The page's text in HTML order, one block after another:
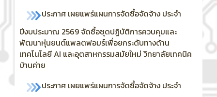
ประกาศ เผยแพร่แผนการจัดซื้อจัดจ้าง ประจำ
ปีงบประมาณ 2569จัดซื้อชุดปฏิบัติการควบคุมและ
พัฒนาหุ่นยนต์แพลตฟอมร์เพื่อยกระดับทางด้าน
เทคโนโลยี AI และอุตสาหกรรมสมัยใหม่ วิทยาลัยเทคนิค
บ้านค่าย
ประกาศ เผยแพร่แผนการจัดซื้อจัดจ้าง ประจำ